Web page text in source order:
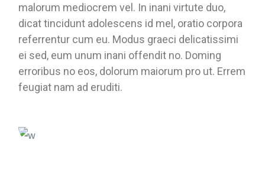
malorum mediocrem vel. In inani virtute duo,
dicat tincidunt adolescens id mel, oratio corpora
referrentur cum eu. Modus graeci delicatissimi
ei sed, eum unum inani offendit no. Doming
erroribus no eos, dolorum maiorum pro ut. Errem
feugiat nam ad eruditi.